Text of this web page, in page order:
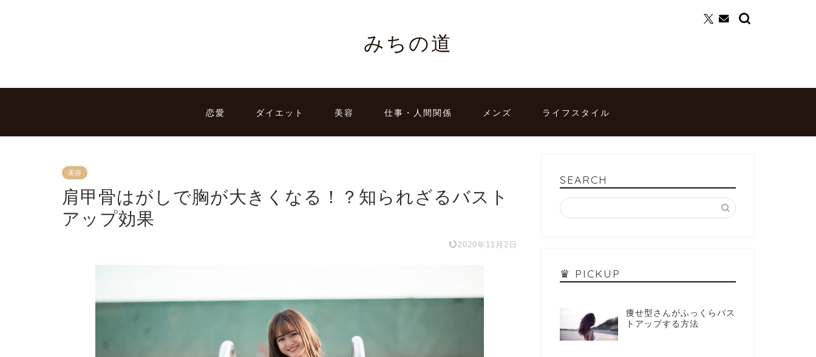
みちの道
恋愛 ダイエット 美容 仕事・人間関係 メンズ ライフスタイル
美容
肩甲骨はがしで胸が大きくなる！？知られざるバスト
アップ効果
2020年11月2日
SEARCH
♛ PICKUP
痩せ型さんがふっくらバス
トアップする方法